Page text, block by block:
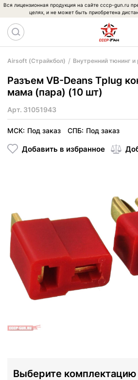
Вся лицензионная продукция на сайте cccp-gun.ru
целях, и не может быть приобретена
Airsoft (Страйкбол) Внутренний тюнинг и
Разъем VB-Deans Тplug
мама (пара) (10 шт)
Арт. 31051943
МСК: Под заказ СПБ: Под заказ
Добавить в избранное
Выберите комплектацию